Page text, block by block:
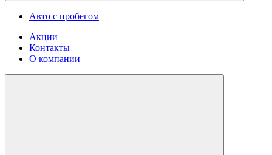
Авто с пробегом
Акции
Контакты
О компании